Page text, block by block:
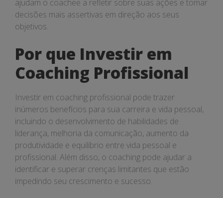
ajudam o coachee a refletir sobre suas ações e tomar
decisões mais assertivas em direção aos seus
objetivos.
Por que Investir em
Coaching Profissional
Investir em coaching profissional pode trazer
inúmeros benefícios para sua carreira e vida pessoal,
incluindo o desenvolvimento de habilidades de
liderança, melhoria da comunicação, aumento da
produtividade e equilíbrio entre vida pessoal e
profissional. Além disso, o coaching pode ajudar a
identificar e superar crenças limitantes que estão
impedindo seu crescimento e sucesso.